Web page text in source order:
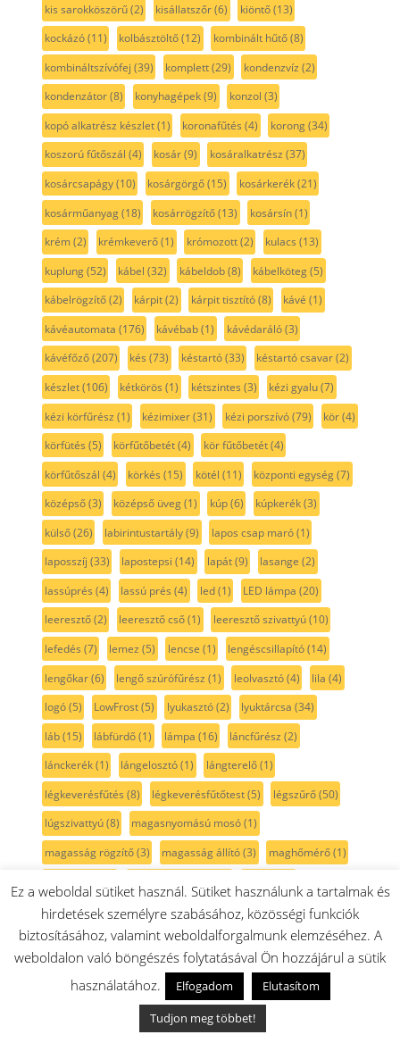
kis sarokköszörű(2) kisállatszőr(6) kiöntő(13)
kockázó(11) kolbásztöltő(12) kombinált hűtő(8)
kombináltszívófej (39) komplett(29) kondenzvíz (2)
kondenzátor(8) konyhagépek(9) konzol (3)
kopó alkatrész készlet(1) koronafűtés (4) korong(34)
koszorú fűtőszál (4) kosár(9) kosáralkatrész (37)
kosárcsapágy(10) kosárgörgő(15) kosárkerék(21)
kosárműanyag(18) kosárrögzítő(13) kosársín(1)
krém(2) krémkeverő(1) krómozott(2) kulacs (13)
kuplung(52) kábel (32) kábeldob(8) kábelköteg(5)
kábelrögzítő(2) kárpit(2) kárpit tisztító(8) kávé (1)
kávéautomata (176) kávébab(1) kávédaráló(3)
kávéfőző(207) kés (73) késtartó(33) késtartó csavar(2)
készlet(106) kétkörös (1) kétszintes (3) kézi gyalu(7)
kézi körfűrész (1) kézimixer(31) kézi porszívó(79) kör(4)
körfütés (5) körfűtőbetét(4) kör fűtőbetét(4)
körfűtőszál (4) körkés (15) kötél (11) központi egység(7)
középső(3) középső üveg(1) kúp(6) kúpkerék(3)
külső(26) labirintustartály(9) lapos csap maró(1)
laposszíj (33) lapostepsi (14) lapát(9) lasange (2)
lassúprés (4) lassú prés (4) led(1) LED lámpa (20)
leeresztő(2) leeresztő cső(1) leeresztő szivattyú(10)
lefedés (7) lemez (5) lencse (1) lengéscsillapító(14)
lengőkar(6) lengő szúrófűrész (1) leolvasztó(4) lila (4)
logó(5) LowFrost(5) lyukasztó(2) lyuktárcsa (34)
láb(15) lábfürdő(1) lámpa (16) láncfűrész (2)
lánckerék(1) lángelosztó(1) lángterelő(1)
légkeverésfűtés (8) légkeverésfűtőtest(5) légszűrő(50)
lúgszivattyú(8) magasnyomású mosó(1)
magasság rögzítő(3) magasság állító(3) maghőmérő(1)
matrac tiszító(3) matrica(5) MaxoMixx(38) MC8 (35)
MCM(98) mechanika(1) meghajtó(8) meghajtószíj(39)
metélt(1) MFW3xxx
mfws4(5) MFWS6(9) Miele(1)
mikrohullámú sütő(41)
Ez a weboldal sütiket használ. Sütiket használunk a tartalmak és
hirdetések személyre szabásához, közösségi funkciók
biztosításához, valamint weboldalforgalmunk elemzéséhez. A
weboldalon való böngészés folytatásával Ön hozzájárul a sütik
használatához.
Elfogadom
Elutasítom
Tudjon meg többet!